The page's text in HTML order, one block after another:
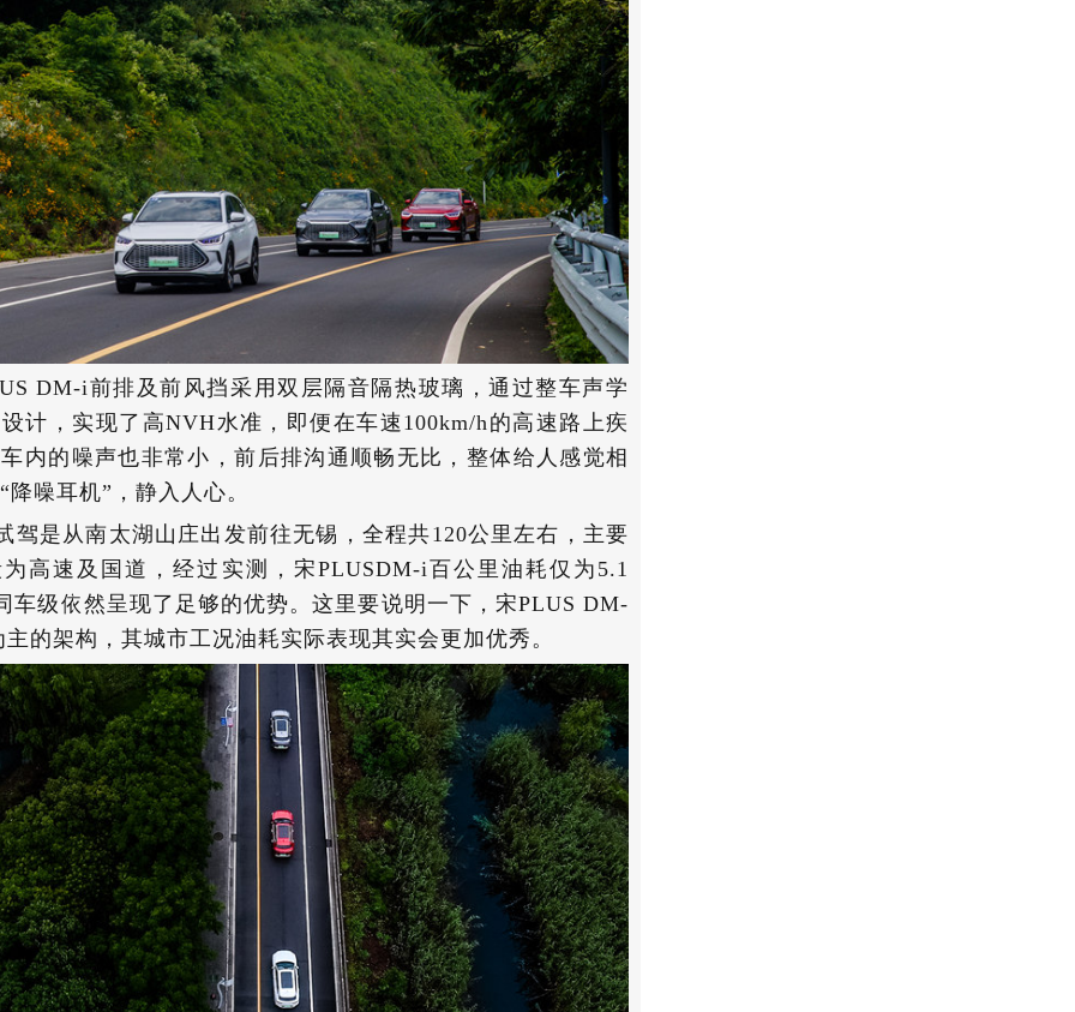
DM-i前排及前风挡采用双层隔音隔热玻璃，通过整车声学
计，实现了高NVH水准，即便在车速100km/h的高速路上疾
内的噪声也非常小，前后排沟通顺畅无比，整体给人感觉相
降噪耳机”，静入人心。
驾是从南太湖山庄出发前往无锡，全程共120公里左右，主要
高速及国道，经过实测，宋PLUSDM-i百公里油耗仅为5.1
车级依然呈现了足够的优势。这里要说明一下，宋PLUS DM-
的架构，其城市工况油耗实际表现其实会更加优秀。